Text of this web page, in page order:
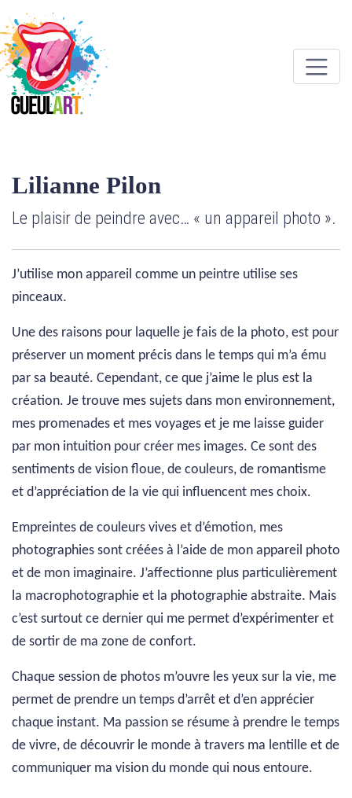
Lilianne Pilon
Le plaisir de peindre avec… « un appareil photo ».
J’utilise mon appareil comme un peintre utilise ses
pinceaux.
Une des raisons pour laquelle je fais de la photo, est pour
préserver un moment précis dans le temps qui m’a ému
par sa beauté. Cependant, ce que j’aime le plus est la
création. Je trouve mes sujets dans mon environnement,
mes promenades et mes voyages et je me laisse guider
par mon intuition pour créer mes images. Ce sont des
sentiments de vision floue, de couleurs, de romantisme
et d’appréciation de la vie qui influencent mes choix.
Empreintes de couleurs vives et d’émotion, mes
photographies sont créées à l’aide de mon appareil photo
et de mon imaginaire. J’affectionne plus particulièrement
la macrophotographie et la photographie abstraite. Mais
c’est surtout ce dernier qui me permet d’expérimenter et
de sortir de ma zone de confort.
Chaque session de photos m’ouvre les yeux sur la vie, me
permet de prendre un temps d’arrêt et d’en apprécier
chaque instant. Ma passion se résume à prendre le temps
de vivre, de découvrir le monde à travers ma lentille et de
communiquer ma vision du monde qui nous entoure.